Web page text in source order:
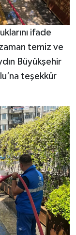
ifade
temiz ve
Büyükşehir
teşekkür